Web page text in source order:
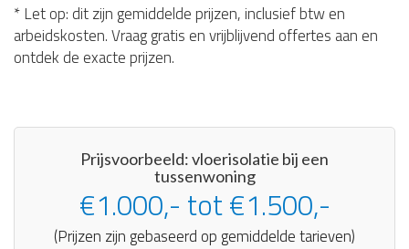
* Let op: dit zijn gemiddelde prijzen, inclusief btw en
arbeidskosten. Vraag gratis en vrijblijvend offertes aan en
ontdek de exacte prijzen.
Prijsvoorbeeld: vloerisolatie bij een
tussenwoning
€1.000,- tot €1.500,-
(Prijzen zijn gebaseerd op gemiddelde tarieven)